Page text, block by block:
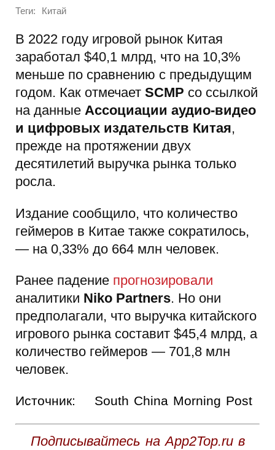
Теги: Китай
В 2022 году игровой рынок Китая
заработал $40,1 млрд, что на 10,3%
меньше по сравнению с предыдущим
годом. Как отмечает SCMP со ссылкой
на данные Ассоциации аудио-видео
и цифровых издательств Китая,
прежде на протяжении двух
десятилетий выручка рынка только
росла.
Издание сообщило, что количество
геймеров в Китае также сократилось,
— на 0,33% до 664 млн человек.
Ранее падение прогнозировали
аналитики Niko Partners. Но они
предполагали, что выручка китайского
игрового рынка составит $45,4 млрд, а
количество геймеров — 701,8 млн
человек.
Источник: South China Morning Post
Подписывайтесь на App2Top.ru в